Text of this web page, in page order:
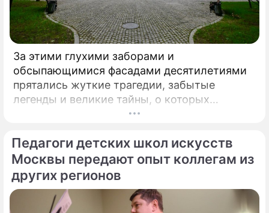
За этими глухими заборами и
обсыпающимися фасадами десятилетиями
прятались жуткие трагедии, забытые
легенды и великие тайны, о которых
миллионы прохожих даже не догадывались.
Педагоги детских школ искусств
Москвы передают опыт коллегам из
других регионов